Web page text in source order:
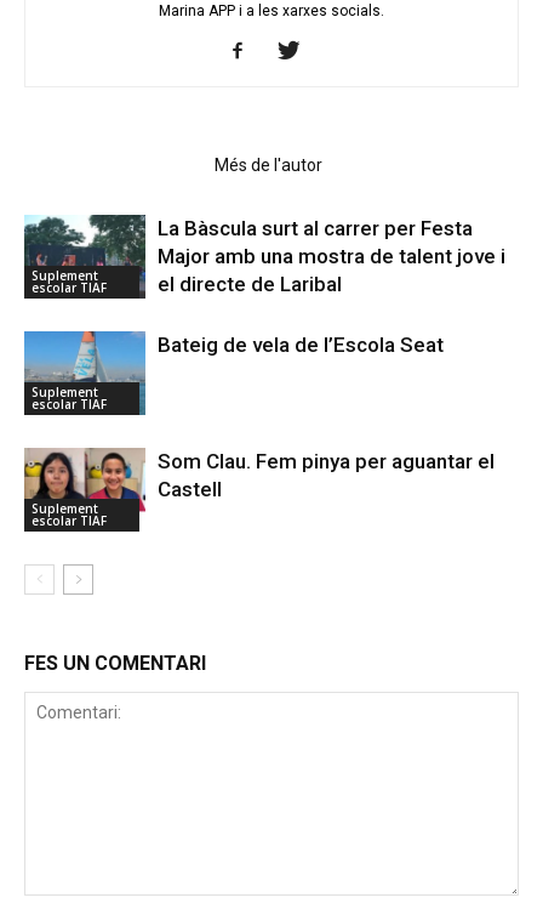
Marina APP i a les xarxes socials.
Més de l'autor
Suplement
escolar TIAF
La Bàscula surt al carrer per Festa
Major amb una mostra de talent jove i
el directe de Laribal
Suplement
escolar TIAF
Bateig de vela de l’Escola Seat
Suplement
escolar TIAF
Som Clau. Fem pinya per aguantar el
Castell
FES UN COMENTARI